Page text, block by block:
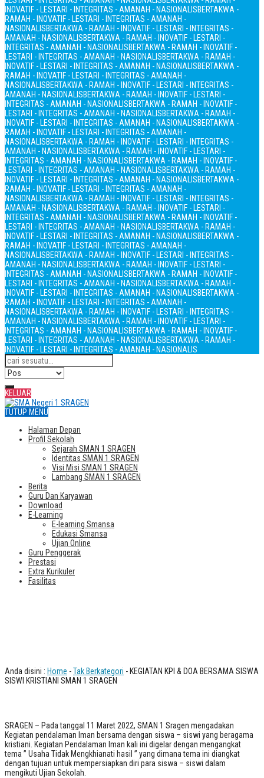
INOVATIF - LESTARI - INTEGRITAS - AMANAH - NASIONALISBERTAKWA -
RAMAH - INOVATIF - LESTARI - INTEGRITAS - AMANAH -
NASIONALISBERTAKWA - RAMAH - INOVATIF - LESTARI - INTEGRITAS -
AMANAH - NASIONALISBERTAKWA - RAMAH - INOVATIF - LESTARI -
INTEGRITAS - AMANAH - NASIONALISBERTAKWA - RAMAH - INOVATIF -
LESTARI - INTEGRITAS - AMANAH - NASIONALISBERTAKWA - RAMAH -
INOVATIF - LESTARI - INTEGRITAS - AMANAH - NASIONALISBERTAKWA -
RAMAH - INOVATIF - LESTARI - INTEGRITAS - AMANAH -
NASIONALISBERTAKWA - RAMAH - INOVATIF - LESTARI - INTEGRITAS -
AMANAH - NASIONALISBERTAKWA - RAMAH - INOVATIF - LESTARI -
INTEGRITAS - AMANAH - NASIONALISBERTAKWA - RAMAH - INOVATIF -
LESTARI - INTEGRITAS - AMANAH - NASIONALISBERTAKWA - RAMAH -
INOVATIF - LESTARI - INTEGRITAS - AMANAH - NASIONALISBERTAKWA -
RAMAH - INOVATIF - LESTARI - INTEGRITAS - AMANAH -
NASIONALISBERTAKWA - RAMAH - INOVATIF - LESTARI - INTEGRITAS -
AMANAH - NASIONALISBERTAKWA - RAMAH - INOVATIF - LESTARI -
INTEGRITAS - AMANAH - NASIONALISBERTAKWA - RAMAH - INOVATIF -
LESTARI - INTEGRITAS - AMANAH - NASIONALISBERTAKWA - RAMAH -
INOVATIF - LESTARI - INTEGRITAS - AMANAH - NASIONALISBERTAKWA -
RAMAH - INOVATIF - LESTARI - INTEGRITAS - AMANAH -
NASIONALISBERTAKWA - RAMAH - INOVATIF - LESTARI - INTEGRITAS -
AMANAH - NASIONALISBERTAKWA - RAMAH - INOVATIF - LESTARI -
INTEGRITAS - AMANAH - NASIONALISBERTAKWA - RAMAH - INOVATIF -
LESTARI - INTEGRITAS - AMANAH - NASIONALISBERTAKWA - RAMAH -
INOVATIF - LESTARI - INTEGRITAS - AMANAH - NASIONALISBERTAKWA -
RAMAH - INOVATIF - LESTARI - INTEGRITAS - AMANAH -
NASIONALISBERTAKWA - RAMAH - INOVATIF - LESTARI - INTEGRITAS -
AMANAH - NASIONALISBERTAKWA - RAMAH - INOVATIF - LESTARI -
INTEGRITAS - AMANAH - NASIONALISBERTAKWA - RAMAH - INOVATIF -
LESTARI - INTEGRITAS - AMANAH - NASIONALISBERTAKWA - RAMAH -
INOVATIF - LESTARI - INTEGRITAS - AMANAH - NASIONALISBERTAKWA -
RAMAH - INOVATIF - LESTARI - INTEGRITAS - AMANAH -
NASIONALISBERTAKWA - RAMAH - INOVATIF - LESTARI - INTEGRITAS -
AMANAH - NASIONALISBERTAKWA - RAMAH - INOVATIF - LESTARI -
INTEGRITAS - AMANAH - NASIONALISBERTAKWA - RAMAH - INOVATIF -
LESTARI - INTEGRITAS - AMANAH - NASIONALISBERTAKWA - RAMAH -
INOVATIF - LESTARI - INTEGRITAS - AMANAH - NASIONALIS
KELUAR
TUTUP MENU
Halaman Depan
Profil Sekolah
Sejarah SMAN 1 SRAGEN
Identitas SMAN 1 SRAGEN
Visi Misi SMAN 1 SRAGEN
Lambang SMAN 1 SRAGEN
Berita
Guru Dan Karyawan
Download
E-Learning
E-learning Smansa
Edukasi Smansa
Ujian Online
Guru Penggerak
Prestasi
Extra Kurikuler
Fasilitas
Anda disini : Home -Tak Berkategori - KEGIATAN KPI & DOA BERSAMA SISWA
SISWI KRISTIANI SMAN 1 SRAGEN
SRAGEN – Pada tanggal 11 Maret 2022, SMAN 1 Sragen mengadakan
Kegiatan pendalaman Iman bersama dengan siswa – siswi yang beragama
kristiani. Kegiatan Pendalaman Iman kali ini digelar dengan mengangkat
tema ” Usaha Tidak Mengkhianati hasil ” yang dimana tema ini diangkat
dengan tujuan untuk mempersiapkan diri para siswa – siswi dalam
mengikuti Ujian Sekolah.